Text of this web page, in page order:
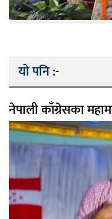
यो पनि :-
नेपाली काँग्रेसका